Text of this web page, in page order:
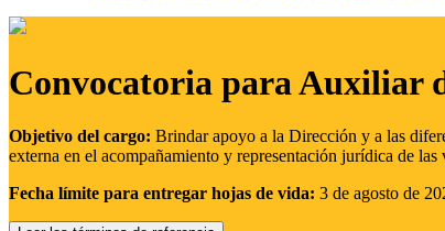
Convocatoria para Auxiliar
Objetivo del cargo: Brindar apoyo a la Dirección y a las
externa en el acompañamiento y representación jurídica de
Fecha límite para entregar hojas de vida: 3 de agosto de